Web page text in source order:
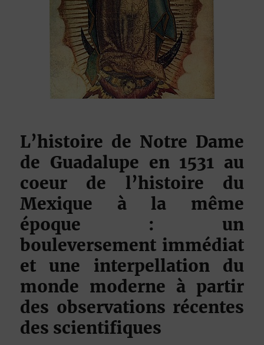
L’histoire de Notre Dame
de Guadalupe en 1531 au
coeur de l’histoire du
Mexique à la même
époque : un
bouleversement immédiat
et une interpellation du
monde moderne à partir
des observations récentes
des scientifiques